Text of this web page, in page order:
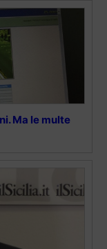
Ma le multe